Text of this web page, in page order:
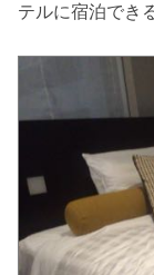
テルに宿泊でき